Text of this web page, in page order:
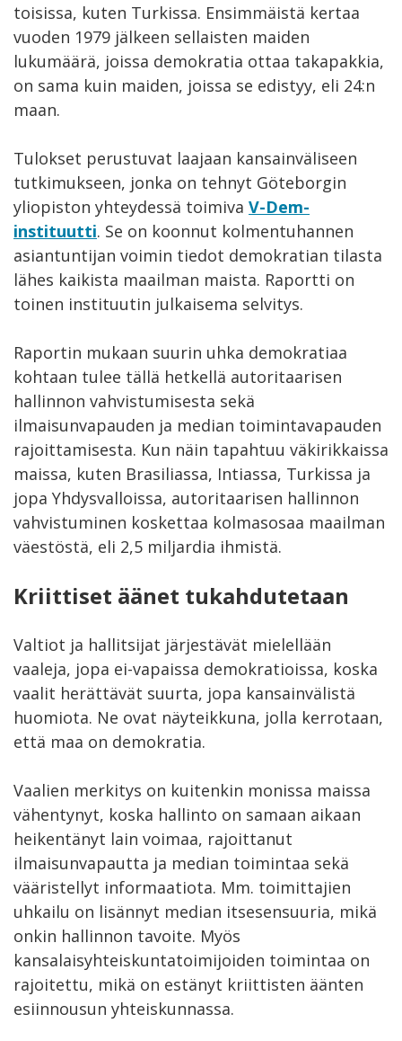
toisissa, kuten Turkissa. Ensimmäistä kertaa
vuoden 1979 jälkeen sellaisten maiden
lukumäärä, joissa demokratia ottaa takapakkia,
on sama kuin maiden, joissa se edistyy, eli 24:n
maan.
Tulokset perustuvat laajaan kansainväliseen
tutkimukseen, jonka on tehnyt Göteborgin
yliopiston yhteydessä toimiva V-Dem-
instituutti. Se on koonnut kolmentuhannen
asiantuntijan voimin tiedot demokratian tilasta
lähes kaikista maailman maista. Raportti on
toinen instituutin julkaisema selvitys.
Raportin mukaan suurin uhka demokratiaa
kohtaan tulee tällä hetkellä autoritaarisen
hallinnon vahvistumisesta sekä
ilmaisunvapauden ja median toimintavapauden
rajoittamisesta. Kun näin tapahtuu väkirikkaissa
maissa, kuten Brasiliassa, Intiassa, Turkissa ja
jopa Yhdysvalloissa, autoritaarisen hallinnon
vahvistuminen koskettaa kolmasosaa maailman
väestöstä, eli 2,5 miljardia ihmistä.
Kriittiset äänet tukahdutetaan
Valtiot ja hallitsijat järjestävät mielellään
vaaleja, jopa ei-vapaissa demokratioissa, koska
vaalit herättävät suurta, jopa kansainvälistä
huomiota. Ne ovat näyteikkuna, jolla kerrotaan,
että maa on demokratia.
Vaalien merkitys on kuitenkin monissa maissa
vähentynyt, koska hallinto on samaan aikaan
heikentänyt lain voimaa, rajoittanut
ilmaisunvapautta ja median toimintaa sekä
vääristellyt informaatiota. Mm. toimittajien
uhkailu on lisännyt median itsesensuuria, mikä
onkin hallinnon tavoite. Myös
kansalaisyhteiskuntatoimijoiden toimintaa on
rajoitettu, mikä on estänyt kriittisten äänten
esiinnousun yhteiskunnassa.